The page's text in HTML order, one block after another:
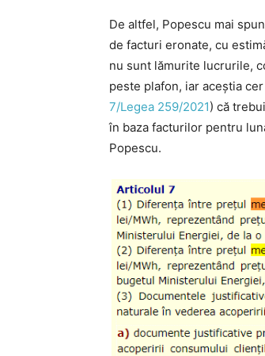
De altfel, Popescu mai
de facturi eronate, cu
nu sunt lămurite lucrurile,
peste plafon, iar aceștia
7/Legea 259/2021) că
în baza facturilor pentru
Popescu.